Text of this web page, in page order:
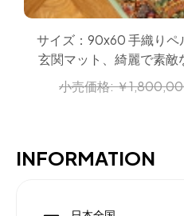
サイズ：90x60 手織りペ
玄関マット、綺麗で素
小売価格:￥
INFORMATION